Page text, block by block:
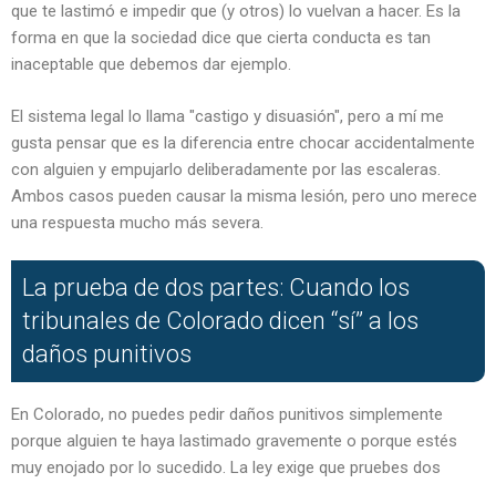
que te lastimó e impedir que (y otros) lo vuelvan a hacer. Es la
forma en que la sociedad dice que cierta conducta es tan
inaceptable que debemos dar ejemplo.
El sistema legal lo llama "castigo y disuasión", pero a mí me
gusta pensar que es la diferencia entre chocar accidentalmente
con alguien y empujarlo deliberadamente por las escaleras.
Ambos casos pueden causar la misma lesión, pero uno merece
una respuesta mucho más severa.
La prueba de dos partes: Cuando los
tribunales de Colorado dicen “sí” a los
daños punitivos
En Colorado, no puedes pedir daños punitivos simplemente
porque alguien te haya lastimado gravemente o porque estés
muy enojado por lo sucedido. La ley exige que pruebes dos